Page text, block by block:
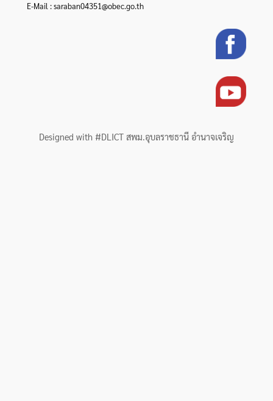
E-Mail : saraban04351@obec.go.th
Designed with #DLICT สพม.อุบลราชธานี อำนาจเจริญ